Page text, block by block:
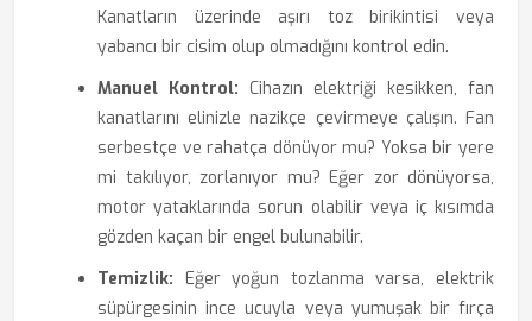
Kanatların üzerinde aşırı toz birikintisi veya
yabancı bir cisim olup olmadığını kontrol edin.
Manuel Kontrol: Cihazın elektriği kesikken, fan
kanatlarını elinizle nazikçe çevirmeye çalışın. Fan
serbestçe ve rahatça dönüyor mu? Yoksa bir yere
mi takılıyor, zorlanıyor mu? Eğer zor dönüyorsa,
motor yataklarında sorun olabilir veya iç kısımda
gözden kaçan bir engel bulunabilir.
Temizlik: Eğer yoğun tozlanma varsa, elektrik
süpürgesinin ince ucuyla veya yumuşak bir fırça